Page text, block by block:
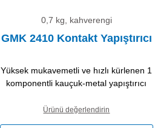
0,7 kg, kahverengi
GMK 2410 Kontakt Yapıştırıcı
Yüksek mukavemetli ve hızlı kürlenen 1
komponentli kauçuk-metal yapıştırıcı
Ürünü değerlendirin